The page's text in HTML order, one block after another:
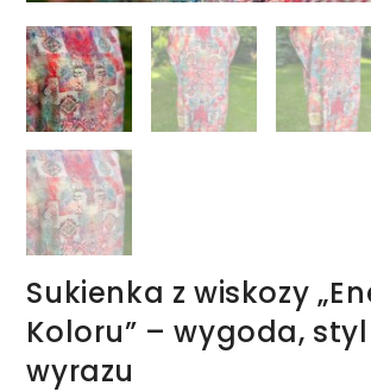
Sukienka z wiskozy
Koloru” – wygoda,
wyrazu